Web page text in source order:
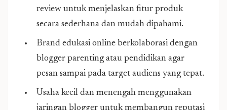
review untuk menjelaskan fitur produk
secara sederhana dan mudah dipahami.
Brand edukasi online berkolaborasi dengan
blogger parenting atau pendidikan agar
pesan sampai pada target audiens yang tepat.
Usaha kecil dan menengah menggunakan
jaringan blogger untuk membangun reputasi